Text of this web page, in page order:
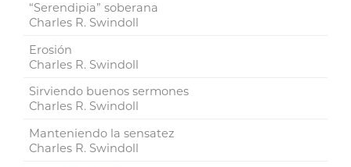
“Serendipia” soberana
Charles R. Swindoll
Erosión
Charles R. Swindoll
Sirviendo buenos sermones
Charles R. Swindoll
Manteniendo la sensatez
Charles R. Swindoll